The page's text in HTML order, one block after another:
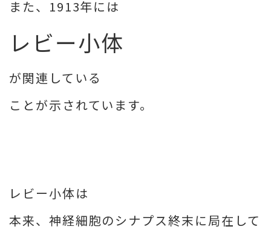
また、1913年には
レビー小体
が関連している
ことが示されています。
レビー小体は
本来、神経細胞のシナプス終末に局在して